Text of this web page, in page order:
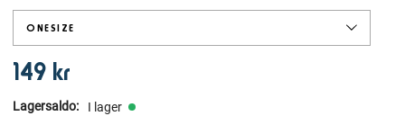
ONESIZE
149 kr
Lagersaldo: I lager